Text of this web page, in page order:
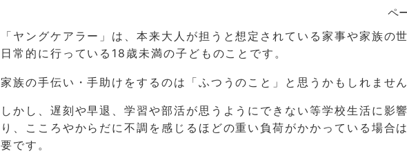
ペ
「ヤングケアラー」は、本来大人が担うと想定されている家事や家族の
日常的に行っている18歳未満の子どものことです。
家族の手伝い・手助けをするのは「ふつうのこと」と思うかもしれませ
しかし、遅刻や早退、学習や部活が思うようにできない等学校生活に影
り、こころやからだに不調を感じるほどの重い負荷がかかっている場合
要です。